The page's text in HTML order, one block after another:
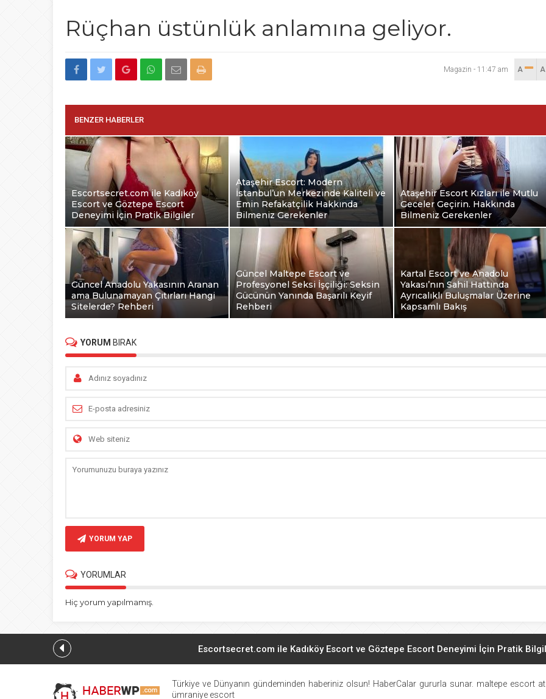
Rüçhan üstünlük anlamına geliyor.
Magazin - 11:47 am A
BENZER HABERLER
Escortsecret.com ile Kadıköy
Escort ve Göztepe Escort
Deneyimi İçin Pratik Bilgiler
Ataşehir Escort: Modern
İstanbul’un Merkezinde Kaliteli ve
Emin Refakatçilik Hakkında
Bilmeniz Gerekenler
Ataşehir Escort Kızları ile Mutlu
Geceler Geçirin. Hakkında
Bilmeniz Gerekenler
Güncel Anadolu Yakasının Aranan
ama Bulunamayan Çıtırları Hangi
Sitelerde? Rehberi
Güncel Maltepe Escort ve
Profesyonel Seksi İşçiliği: Seksin
Gücünün Yanında Başarılı Keyif
Rehberi
Kartal Escort ve Anadolu
Yakası’nın Sahil Hattında
Ayrıcalıklı Buluşmalar Üzerine
Kapsamlı Bakış
YORUM BIRAK
YORUM YAP
YORUMLAR
Hiç yorum yapılmamış.
Escortsecret.com ile Kadıköy Escort ve Göztepe Escort Deneyimi İçin Pratik
Ataşehir Escort: Modern İstanbul’un Merkezinde Kaliteli ve Emin Refakatçilik Hakkında
Türkiye ve Dünyanın gündeminden haberiniz olsun! HaberCalar gururla sunar. maltepe escort
ümraniye escort